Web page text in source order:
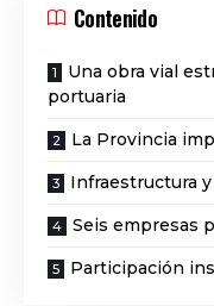
Contenido
Una obra vial
portuaria
La Provincia
Infraestructura
Seis empresas
Participación